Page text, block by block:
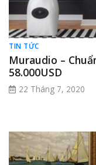
TIN TỨC
Muraudio –
58.000USD
22 Tháng 7, 2020